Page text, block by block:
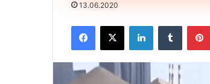
13.06.2020
Facebook
X LinkedInTumblr